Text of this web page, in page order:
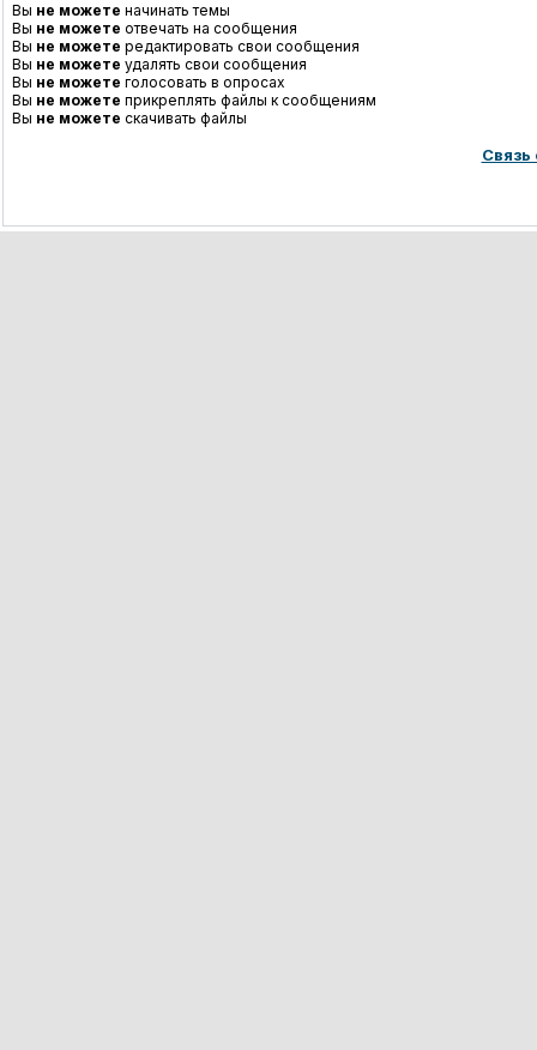
Вы не можете начинать темы
Вы не можете отвечать на сообщения
Вы не можете редактировать свои сообщения
Вы не можете удалять свои сообщения
Вы не можете голосовать в опросах
Вы не можете прикреплять файлы к сообщениям
Вы не можете скачивать файлы